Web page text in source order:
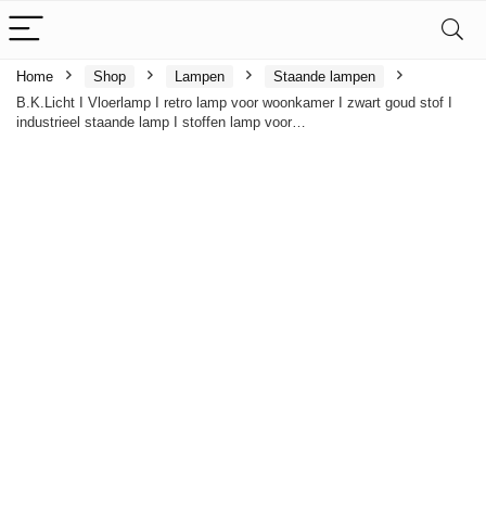
Home Shop Lampen
Staande lampen
B.K.Licht I Vloerlamp I retro lamp voor woonkamer I zwart goud stof I
industrieel staande lamp I stoffen lamp voor…